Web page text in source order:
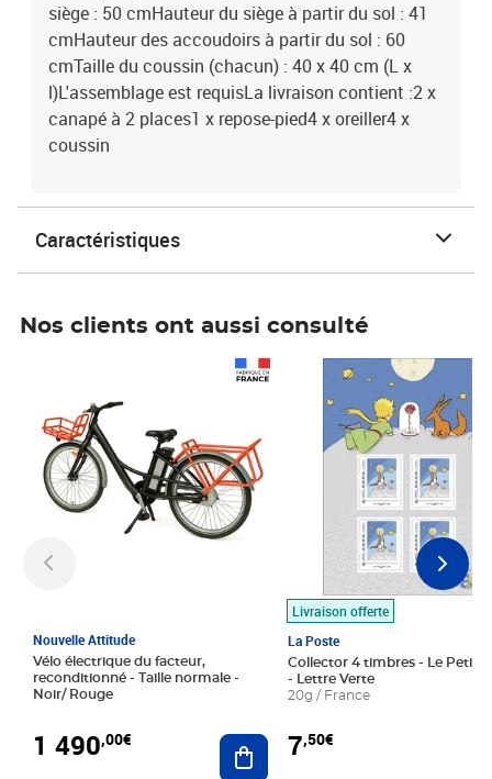
siège : 50 cmHauteur du siège à partir du sol : 41
cmHauteur des accoudoirs à partir du sol : 60
cmTaille du coussin (chacun) : 40 x 40 cm (L x
l)L'assemblage est requisLa livraison contient :2 x
canapé à 2 places1 x repose-pied4 x oreiller4 x
coussin
Caractéristiques
Nos clients ont aussi consulté
Nouvelle Attitude
Vélo électrique du facteur,
reconditionné - Taille normale -
Noir/ Rouge
1 490,00€ Ajouter au panier
Livraison offerte
La Poste
Collector 4 timbres - Le Petit
- Lettre Verte
20g / France
7,50€
Prix 7,50€